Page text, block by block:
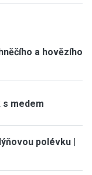
a hovězího
s medem
polévku |